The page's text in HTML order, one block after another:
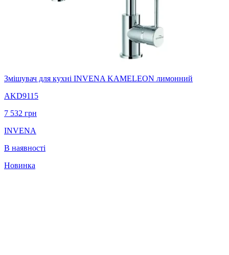
Змішувач для кухні INVENA KAMELEON лимонний
AKD9115
7 532 грн
INVENA
В наявності
Новинка